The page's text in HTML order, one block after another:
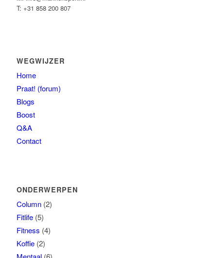
T: +31 858 200 807
WEGWIJZER
Home
Praat! (forum)
Blogs
Boost
Q&A
Contact
ONDERWERPEN
Column(2)
Fitlife(5)
Fitness (4)
Koffie(2)